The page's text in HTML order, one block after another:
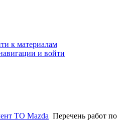
к материалам
и войти
ТО Mazda Перечень работ по